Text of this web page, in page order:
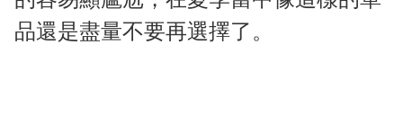
品還是盡量不要再選擇了。